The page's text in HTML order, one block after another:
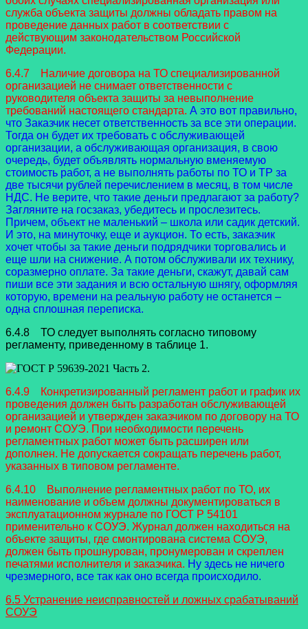
служба объекта защиты должны обладать правом на
проведение данных работ в соответствии с
действующим законодательством Российской
Федерации.
6.4.7 Наличие договора на ТО специализированной
организацией не снимает ответственности с
руководителя объекта защиты за невыполнение
требований настоящего стандарта. А это вот правильно,
что Заказчик несет ответственность за все эти операции.
Тогда он будет их требовать с обслуживающей
организации, а обслуживающая организация, в свою
очередь, будет объявлять нормальную вменяемую
стоимость работ, а не выполнять работы по ТО и ТР за
две тысячи рублей перечислением в месяц, в том числе
НДС. Не верите, что такие деньги предлагают за работу?
Загляните на госзаказ, убедитесь и прослезитесь.
Причем, объект не маленький – школа или садик детский.
И это, на минуточку, еще и аукцион. То есть, заказчик
хочет чтобы за такие деньги подрядчики торговались и
еще шли на снижение. А потом обслуживали их технику,
соразмерно оплате. За такие деньги, скажут, давай сам
пиши все эти задания и всю остальную шнягу, оформляя
которую, времени на реальную работу не останется –
одна сплошная переписка.
6.4.8 ТО следует выполнять согласно типовому
регламенту, приведенному в таблице 1.
6.4.9 Конкретизированный регламент работ и график их
проведения должен быть разработан обслуживающей
организацией и утвержден заказчиком по договору на ТО
и ремонт СОУЭ. При необходимости перечень
регламентных работ может быть расширен или
дополнен. Не допускается сокращать перечень работ,
указанных в типовом регламенте.
6.4.10 Выполнение регламентных работ по ТО, их
наименование и объем должны документироваться в
эксплуатационном журнале по ГОСТ Р 54101
применительно к СОУЭ. Журнал должен находиться на
объекте защиты, где смонтирована система СОУЭ,
должен быть прошнурован, пронумерован и скреплен
печатями исполнителя и заказчика. Ну здесь не ничего
чрезмерного, все так как оно всегда происходило.
6.5 Устранение неисправностей и ложных срабатываний
СОУЭ